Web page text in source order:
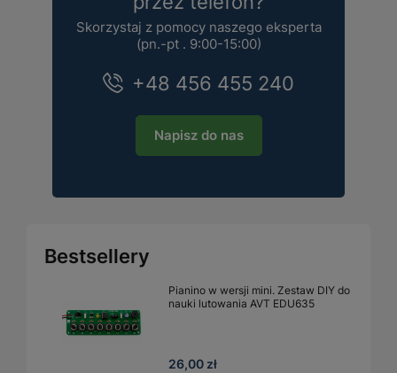
Skorzystaj z pomocy naszego eksperta
(pn.-pt . 9:00-15:00)
+48 456 455 240
Napisz do nas
Bestsellery
Pianino w wersji mini. Zestaw DIY do
nauki lutowania AVT EDU635
26,00 zł